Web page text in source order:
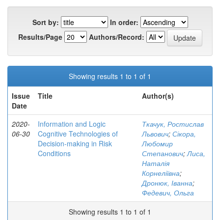
Sort by:
In order:
Results/Page
Authors/Record:
Showing results 1 to 1 of 1
Issue
Date
Title Author(s)
2020-
06-30
Information and Logic
Cognitive Technologies of
Decision-making in Risk
Conditions
Ткачук, Ростислав
Львович; Сікора,
Любомир
Степанович;Лиса,
Наталія
Корнеліївна;
Дронюк, Іванна;
Федевич, Ольга
Showing results 1 to 1 of 1